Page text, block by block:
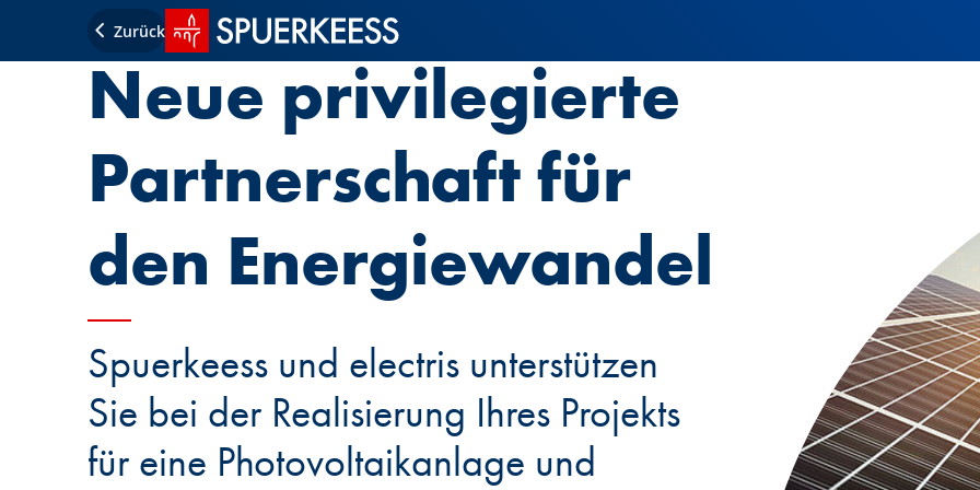
Zurück Startseite SPUERKEESS
Neue privilegierte
Partnerschaft für
den Energiewandel
Spuerkeess und electris unterstützen
Sie bei der Realisierung Ihres Projekts
für eine Photovoltaikanlage und